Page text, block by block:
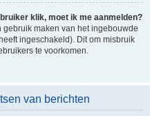
klik, moet ik me aanmelden?
maken van het ingebouwde
ingeschakeld). Dit om misbruik
te voorkomen.
van berichten